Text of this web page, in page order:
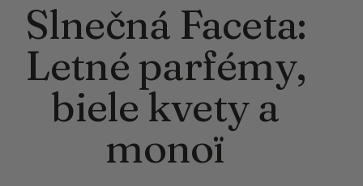
Slnečná Faceta:
Letné parfémy,
biele kvety a
monoï